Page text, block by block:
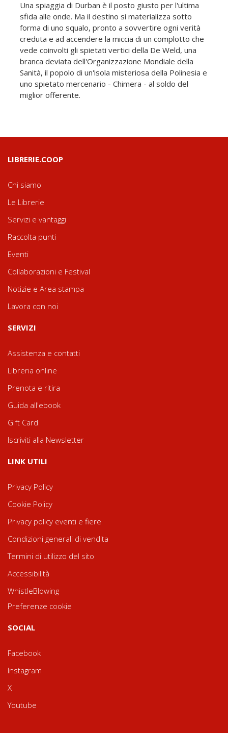
Una spiaggia di Durban è il posto giusto per l'ultima
sfida alle onde. Ma il destino si materializza sotto
forma di uno squalo, pronto a sovvertire ogni verità
creduta e ad accendere la miccia di un complotto che
vede coinvolti gli spietati vertici della De Weld, una
branca deviata dell'Organizzazione Mondiale della
Sanità, il popolo di un'isola misteriosa della Polinesia e
uno spietato mercenario - Chimera - al soldo del
miglior offerente.
LIBRERIE.COOP
Chi siamo
Le Librerie
Servizi e vantaggi
Raccolta punti
Eventi
Collaborazioni e Festival
Notizie e Area stampa
Lavora con noi
SERVIZI
Assistenza e contatti
Libreria online
Prenota e ritira
Guida all'ebook
Gift Card
Iscriviti alla Newsletter
LINK UTILI
Privacy Policy
Cookie Policy
Privacy policy eventi e fiere
Condizioni generali di vendita
Termini di utilizzo del sito
Accessibilità
WhistleBlowing
Preferenze cookie
SOCIAL
Facebook
Instagram
X
Youtube